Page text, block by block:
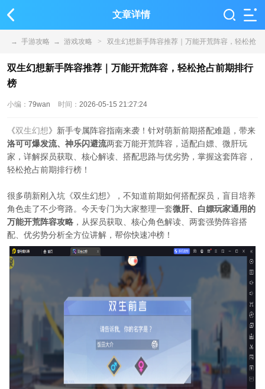
文章详情
→ 手游攻略 → 游戏攻略 > 双生幻想新手阵容推荐｜万能开荒阵容，轻松抢
占前期排行榜
双生幻想新手阵容推荐｜万能开荒阵容，轻松抢占前期排行
榜
小编： 79wan 时间： 2026-05-15 21:27:24
《双生幻想》新手专属阵容指南来袭！针对萌新前期搭配难题，带来
洛可可爆发流、神乐闪避流两套万能开荒阵容，适配白嫖、微肝玩
家，详解探员获取、核心解读、搭配思路与优劣势，掌握这套阵容，
轻松抢占前期排行榜！
很多萌新刚入坑《双生幻想》，不知道前期如何搭配探员，盲目培养
角色走了不少弯路。今天专门为大家整理一套微肝、白嫖玩家通用的
万能开荒阵容攻略 ，从探员获取、核心角色解读、两套强势阵容搭
配、优劣势分析全方位讲解，帮你快速冲榜！